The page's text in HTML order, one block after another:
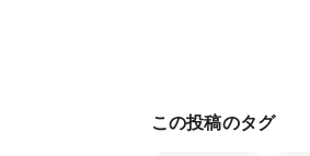
この投稿のタグ